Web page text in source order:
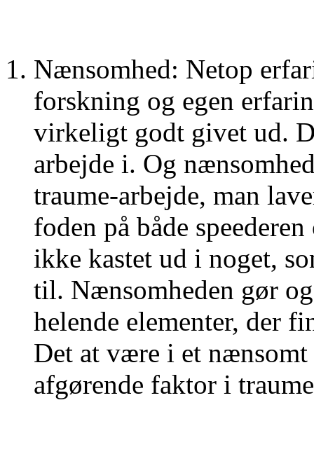
Nænsomhed: Netop
forskning og egen
virkeligt godt givet ud.
arbejde i. Og
traume-arbejde, man
foden på både
ikke kastet ud i noget,
til. Nænsomheden gør
helende elementer, der
Det at være i et
afgørende faktor i